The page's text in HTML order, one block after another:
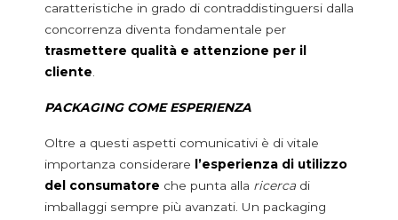
caratteristiche in grado di contraddistinguersi dalla
concorrenza diventa fondamentale per
trasmettere qualità e attenzione per il
cliente
PACKAGING COME ESPERIENZA
Oltre a questi aspetti comunicativi è di vitale
importanza considerare
l’esperienza di utilizzo
del consumatore che punta alla ricerca di
imballaggi sempre più avanzati. Un packaging